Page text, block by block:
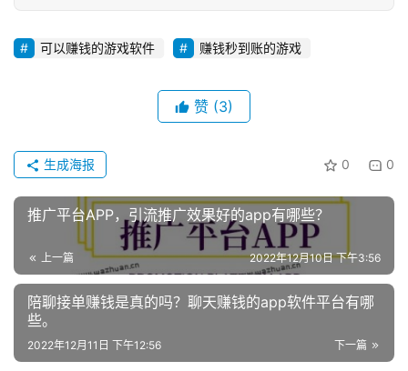
可以赚钱的游戏软件 赚钱秒到账的游戏
赞 (3)
0 0
生成海报
推广平台APP，引流推广效果好的app有哪些？
上一篇 2022年12月10日 下午3:56
陪聊接单赚钱是真的吗？聊天赚钱的app软件平台有哪
些。
下一篇
2022年12月11日 下午12:56